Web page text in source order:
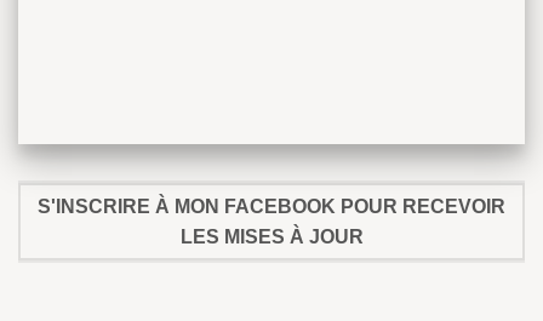
S'INSCRIRE À MON FACEBOOK POUR RECEVOIR
LES MISES À JOUR